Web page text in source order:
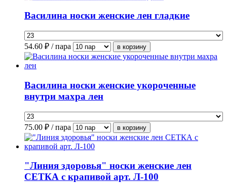
Василина носки женские лен гладкие
54.60 ₽ / пара
Василина носки женские укороченные
внутри махра лен
75.00 ₽ / пара
"Линия здоровья" носки женские лен
СЕТКА с крапивой арт. Л-100